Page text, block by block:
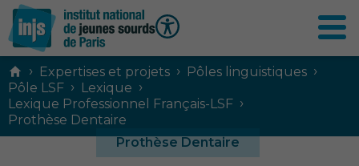
Contenu
principal
› Expertises et projets › Pôles linguistiques ›
Pôle LSF › Lexique ›
Lexique Professionnel Français-LSF ›
Prothèse Dentaire
Prothèse Dentaire